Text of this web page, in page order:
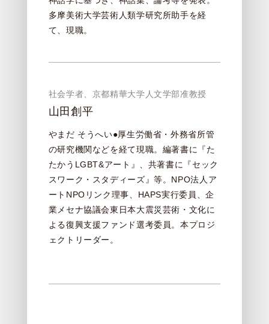
多摩美術大学芸術人類学研究所助手を経
て、現職。
社会学者、京都精華大学人文学部准教授
山田創平
やまだ そうへい●厚生労働省・外務省所管
の研究機関などを経て現職。編著書に『た
たかうLGBT&アート』、共著書に『セック
スワーク・スタディーズ』等。NPO法人ア
ートNPOリンク理事、HAPS実行委員、企
業メセナ協議会東日本大震災芸術・文化に
よる復興支援ファンド選考委員。本プロジ
ェクトリーダー。